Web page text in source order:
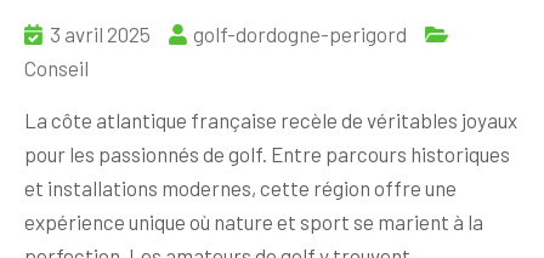
3 avril 2025
golf-dordogne-perigord
Conseil
La côte atlantique française recèle de véritables joyaux
pour les passionnés de golf. Entre parcours historiques
et installations modernes, cette région offre une
expérience unique où nature et sport se marient à la